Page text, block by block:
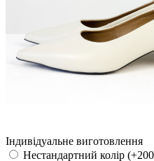
Індивідуальне виготовлення
Нестандартний колір